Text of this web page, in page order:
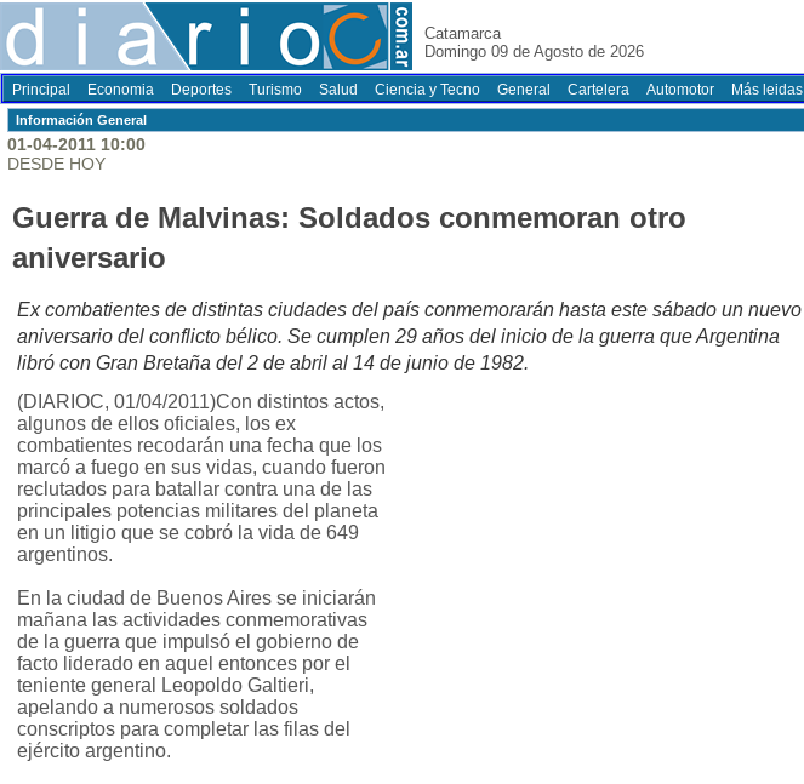
Catamarca
Domingo 09 de Agosto de 2026
Principal Economia Deportes Turismo Salud Ciencia y Tecno General Cartelera Automotor Más leidas
Información General
01-04-2011 10:00
DESDE HOY
Guerra de Malvinas: Soldados conmemoran otro
aniversario
Ex combatientes de distintas ciudades del país conmemorarán hasta este sábado un nuevo
aniversario del conflicto bélico. Se cumplen 29 años del inicio de la guerra que Argentina
libró con Gran Bretaña del 2 de abril al 14 de junio de 1982.
(DIARIOC, 01/04/2011)Con distintos actos,
algunos de ellos oficiales, los ex
combatientes recodarán una fecha que los
marcó a fuego en sus vidas, cuando fueron
reclutados para batallar contra una de las
principales potencias militares del planeta
en un litigio que se cobró la vida de 649
argentinos.
En la ciudad de Buenos Aires se iniciarán
mañana las actividades conmemorativas
de la guerra que impulsó el gobierno de
facto liderado en aquel entonces por el
teniente general Leopoldo Galtieri,
apelando a numerosos soldados
conscriptos para completar las filas del
ejército argentino.